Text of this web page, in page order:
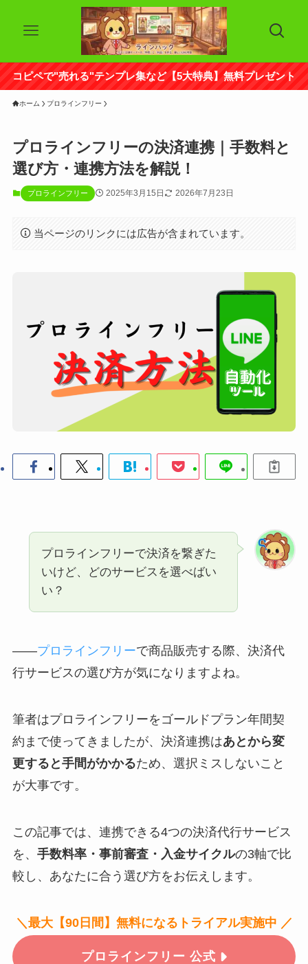
コピペで"売れる"テンプレ集など【5大特典】無料プレゼント
ホーム プロラインフリー
プロラインフリーの決済連携｜手数料と
選び方・連携方法を解説！
プロラインフリー 2025年3月15日 2026年7月23日
当ページのリンクには広告が含まれています。
プロラインフリーで決済を繋ぎた
いけど、どのサービスを選べばい
い？
——プロラインフリーで商品販売する際、決済代
行サービスの選び方が気になりますよね。
筆者はプロラインフリーをゴールドプラン年間契
約まで使ってきましたが、決済連携はあとから変
更すると手間がかかるため、選択ミスしないこと
が大事です。
この記事では、連携できる4つの決済代行サービス
を、 手数料率・事前審査・入金サイクルの3軸で比
較し、あなたに合う選び方をお伝えします。
＼最大【90日間】無料になるトライアル実施中 ／
プロラインフリー 公式